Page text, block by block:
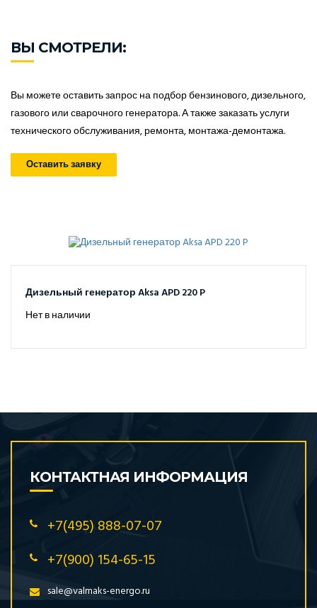
ВЫ СМОТРЕЛИ:
Вы можете оставить запрос на подбор бензинового, дизельного,
газового или сварочного генератора. А также заказать услуги
технического обслуживания, ремонта, монтажа-демонтажа.
Оставить заявку
Дизельный генератор Aksa APD 220 P
Нет в наличии
КОНТАКТНАЯ ИНФОРМАЦИЯ
+7(495) 888-07-07
+7(900) 154-65-15
sale@valmaks-energo.ru